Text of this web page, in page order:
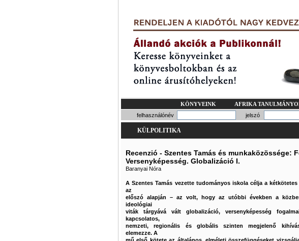
KÖNYVEINK AFRIKA
felhasználónév
jelszó
KÜLPOLITIKA
Recenzió - Szentes Tamás és munkaközössége:
Versenyképesség. Globalizáció I.
Baranyai Nóra
A Szentes Tamás vezette tudományos iskola célja a
az
előszó alapján – az volt, hogy az utóbbi években a
ideológiai
viták tárgyává vált globalizáció, versenyképesség
kapcsolatos,
nemzeti, regionális és globális szinten megjelenő
elemezze. A